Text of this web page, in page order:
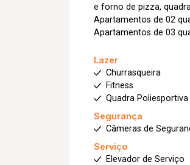
e forno de pizza,
Apartamentos de 02
Apartamentos de 03
Lazer
Churrasqueira
Fitness
Quadra Poliesportiva
Segurança
Câmeras de
Serviço
Elevador de Serviço